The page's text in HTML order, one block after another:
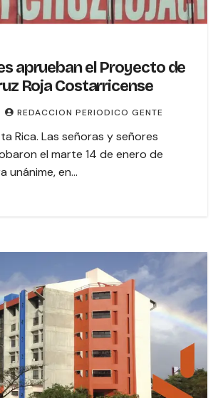
aprueban el Proyecto de
Roja Costarricense
REDACCION PERIODICO GENTE
Rica. Las señoras y señores
el marte 14 de enero de
unánime, en…